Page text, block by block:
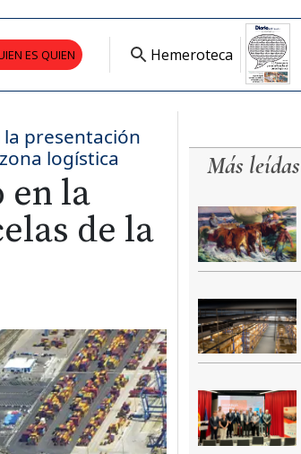
ES QUIEN Hemeroteca
la presentación
logística
en la
de la
Más leídas